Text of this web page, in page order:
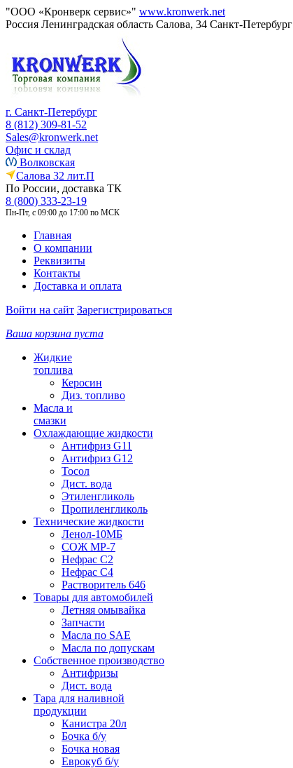
"ООО «Кронверк сервис»" www.kronwerk.net
Россия Ленинградская область Салова, 34 Санкт-Петербург
г. Санкт-Петербург
8 (812) 309-81-52
Sales@kronwerk.net
Офис и склад
Волковская
Салова 32 лит.П
По России, доставка ТК
8 (800) 333-23-19
Пн-Пт, с 09:00 до 17:00 по МСК
Главная
О компании
Реквизиты
Контакты
Доставка и оплата
Войти на сайт Зарегистрироваться
Ваша корзина пуста
Жидкие
топлива
Керосин
Диз. топливо
Масла и
смазки
Охлаждающие жидкости
Антифриз G11
Антифриз G12
Тосол
Дист. вода
Этиленгликоль
Пропиленгликоль
Технические жидкости
Ленол-10МБ
СОЖ МР-7
Нефрас С2
Нефрас С4
Растворитель 646
Товары для автомобилей
Летняя омывайка
Запчасти
Масла по SAE
Масла по допускам
Собственное производство
Антифризы
Дист. вода
Тара для наливной
продукции
Канистра 20л
Бочка б/у
Бочка новая
Еврокуб б/у